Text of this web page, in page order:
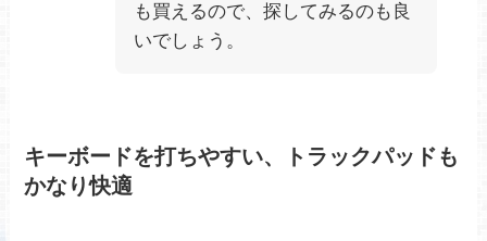
も買えるので、探してみるのも良
いでしょう。
キーボードを打ちやすい、トラックパッドも
かなり快適